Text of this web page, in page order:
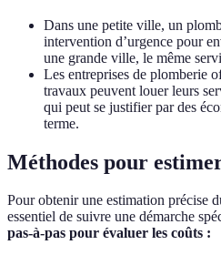
Dans une petite ville, un
intervention d’urgence pour
une grande ville, le même
Les entreprises de plomberie
travaux peuvent louer leurs
qui peut se justifier par des
terme.
Méthodes pour
Pour obtenir une estimation précise
essentiel de suivre une démarche
pas-à-pas pour évaluer les coûts :